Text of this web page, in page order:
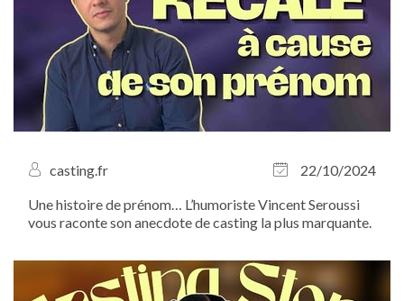
casting.fr
22/10/2024
Une histoire de prénom… L’humoriste Vincent Seroussi
vous raconte son anecdote de casting la plus marquante.